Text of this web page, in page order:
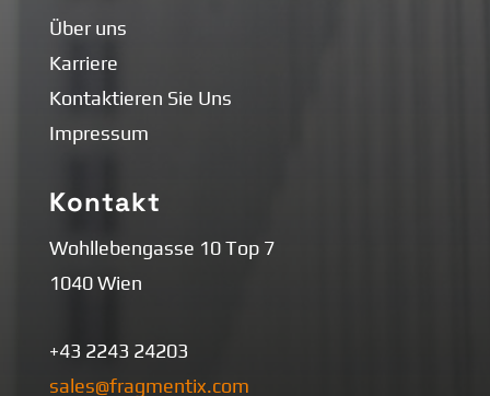
Über uns
Karriere
Kontaktieren Sie Uns
Impressum
Kontakt
Wohllebengasse 10 Top 7
1040 Wien
+43 2243 24203
sales@fragmentix.com